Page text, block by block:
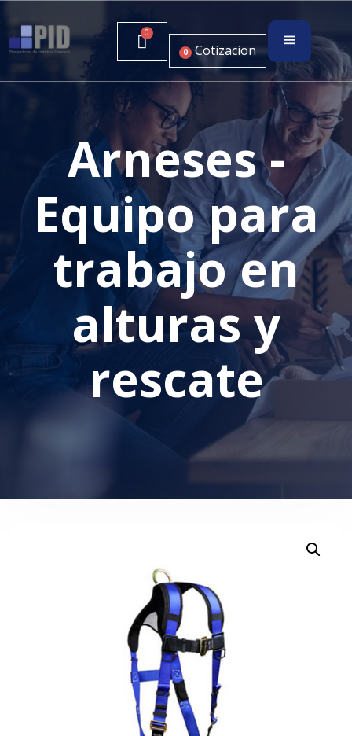
0 Cotizacion
Arneses -
Equipo para
trabajo en
alturas y
rescate